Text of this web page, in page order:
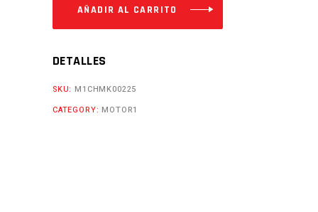
AK47
'19
AÑADIR AL CARRITO
DETALLES
SKU: M1CHMK00225
CATEGORY: MOTOR1